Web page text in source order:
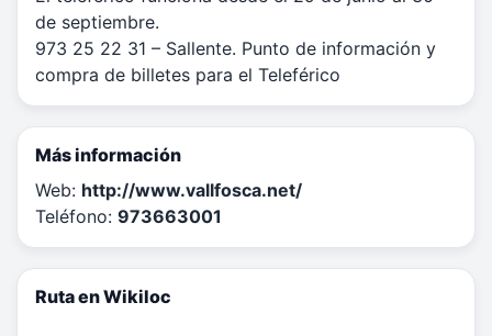
de septiembre.
973 25 22 31 – Sallente. Punto de información y
compra de billetes para el Teleférico
Más información
Web: http://www.vallfosca.net/
Teléfono: 973663001
Ruta en Wikiloc